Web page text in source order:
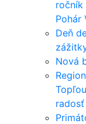
ročník
Pohár
Deň
Nová